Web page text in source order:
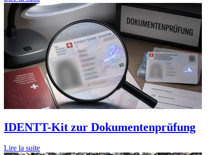
IDENTT-Kit zur Dokumentenprüfung
Lire la suite